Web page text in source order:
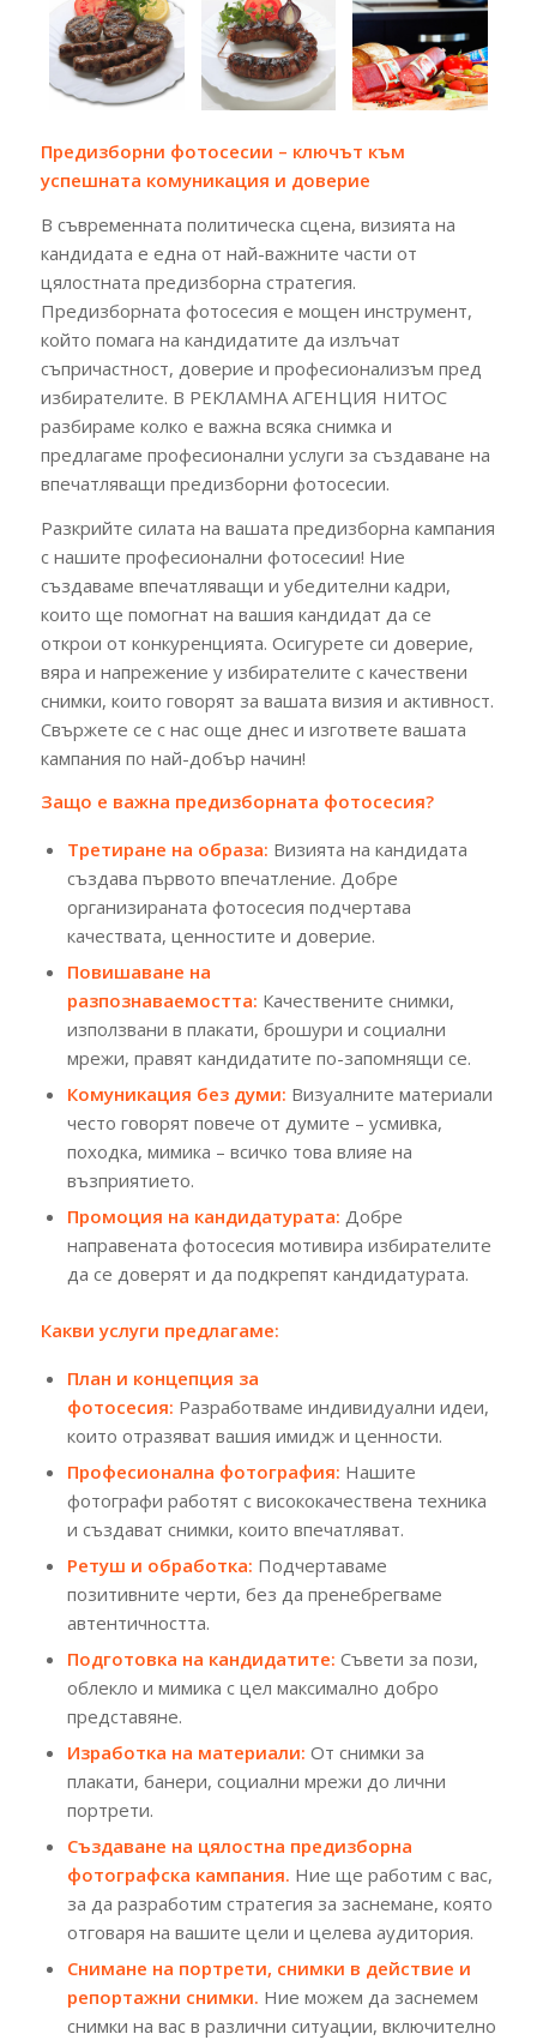
Предизборни фотосесии – ключът към
успешната комуникация и доверие
В съвременната политическа сцена, визията на
кандидата е една от най-важните части от
цялостната предизборна стратегия.
Предизборната фотосесия е мощен инструмент,
който помага на кандидатите да излъчат
съпричастност, доверие и професионализъм пред
избирателите. В РЕКЛАМНА АГЕНЦИЯ НИТОС
разбираме колко е важна всяка снимка и
предлагаме професионални услуги за създаване на
впечатляващи предизборни фотосесии.
Разкрийте силата на вашата предизборна кампания
с нашите професионални фотосесии! Ние
създаваме впечатляващи и убедителни кадри,
които ще помогнат на вашия кандидат да се
открои от конкуренцията. Осигурете си доверие,
вяра и напрежение у избирателите с качествени
снимки, които говорят за вашата визия и активност.
Свържете се с нас още днес и изгответе вашата
кампания по най-добър начин!
Защо е важна предизборната фотосесия?
Третиране на образа: Визията на кандидата
създава първото впечатление. Добре
организираната фотосесия подчертава
качествата, ценностите и доверие.
Повишаване на
разпознаваемостта: Качествените снимки,
използвани в плакати, брошури и социални
мрежи, правят кандидатите по-запомнящи се.
Комуникация без думи: Визуалните материали
често говорят повече от думите – усмивка,
походка, мимика – всичко това влияе на
възприятието.
Промоция на кандидатурата: Добре
направената фотосесия мотивира избирателите
да се доверят и да подкрепят кандидатурата.
Какви услуги предлагаме:
План и концепция за
фотосесия: Разработваме индивидуални идеи,
които отразяват вашия имидж и ценности.
Професионална фотография: Нашите
фотографи работят с висококачествена техника
и създават снимки, които впечатляват.
Ретуш и обработка: Подчертаваме
позитивните черти, без да пренебрегваме
автентичността.
Подготовка на кандидатите: Съвети за пози,
облекло и мимика с цел максимално добро
представяне.
Изработка на материали: От снимки за
плакати, банери, социални мрежи до лични
портрети.
Създаване на цялостна предизборна
фотографска кампания. Ние ще работим с вас,
за да разработим стратегия за заснемане, която
отговаря на вашите цели и целева аудитория.
Снимане на портрети, снимки в действие и
репортажни снимки. Ние можем да заснемем
снимки на вас в различни ситуации, включително